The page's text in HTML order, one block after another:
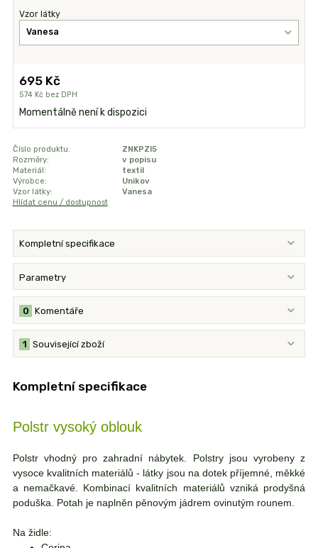
Vzor látky
695 Kč
574 Kč bez DPH
Momentálně není k dispozici
Číslo produktu:
ZNKPZI5
Rozměry:
v popisu
Materiál:
textil
Výrobce:
Unikov
Vzor látky:
Vanesa
Hlídat cenu / dostupnost
Kompletní specifikace
Parametry
Komentáře
0
Související zboží
1
Kompletní specifikace
Polstr vysoký oblouk
Polstr vhodný pro zahradní nábytek. Polstry jsou vyrobeny z
vysoce kvalitních materiálů - látky jsou na dotek příjemné, měkké
a nemačkavé. Kombinací kvalitních materiálů vzniká prodyšná
poduška. Potah je naplněn pěnovým jádrem ovinutým rounem.
Na židle: